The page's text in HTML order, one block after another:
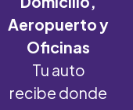
Aeropuerto y
Oficinas
Tu auto
recibe donde